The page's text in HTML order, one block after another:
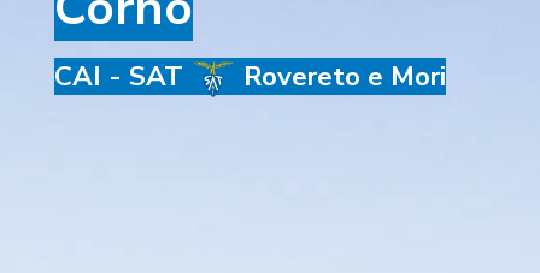
CAI - SAT Rovereto e Mori